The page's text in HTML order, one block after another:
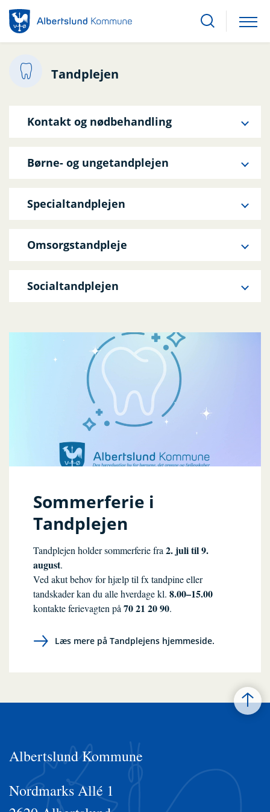
Tandplejen
Kontakt og nødbehandling
Børne- og ungetandplejen
Specialtandplejen
Omsorgstandpleje
Socialtandplejen
Sommerferie i
Tandplejen
Tandplejen holder sommerferie fra 2. juli til 9.
august.
Ved akut behov for hjælp til fx tandpine eller
tandskader kan du alle hverdage kl. 8.00–15.00
kontakte ferievagten på 70 21 20 90.
Læs mere på Tandplejens hjemmeside.
Albertslund Kommune
Nordmarks Allé 1